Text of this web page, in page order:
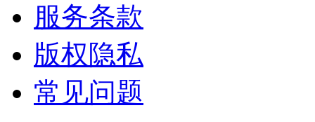
服务条款
版权隐私
常见问题